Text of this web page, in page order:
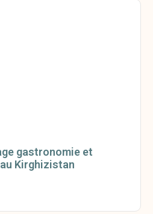
gastronomie et
Kirghizistan